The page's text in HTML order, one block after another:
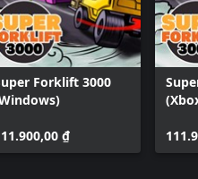
Forklift 3000
₫